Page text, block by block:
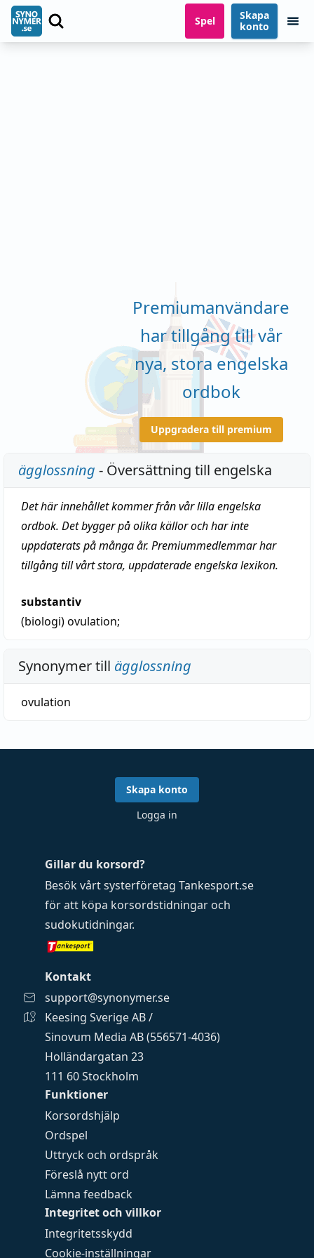
Spel
Skapa
konto
Premiumanvändare
har tillgång till vår
nya, stora engelska
ordbok
Uppgradera till premium
ägglossning - Översättning till engelska
Det här innehållet kommer från vår lilla engelska
ordbok. Det bygger på olika källor och har inte
uppdaterats på många år. Premiummedlemmar har
tillgång till vårt stora, uppdaterade engelska lexikon.
substantiv
(biologi)ovulation;
Synonymer till ägglossning
ovulation
Funktioner
Korsordshjälp
Ordspel
Uttryck och ordspråk
Föreslå nytt ord
Lämna feedback
Integritet och villkor
Integritetsskydd
Cookie-inställningar
Gillar du korsord?
Besök vårt systerföretag Tankesport.se
för att köpa korsordstidningar och
sudokutidningar.
Kontakt
support@synonymer.se
Keesing Sverige AB /
Sinovum Media AB (556571-4036)
Holländargatan 23
111 60 Stockholm
Skapa konto
Logga in